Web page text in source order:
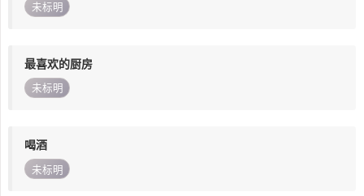
未标明
最喜欢的厨房
未标明
喝酒
未标明